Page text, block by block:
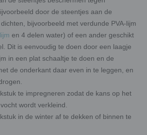
door de steentjes aan de
bijvoorbeeld met verdunde PVA-lijm
en 4 delen water) of een ander geschikt
Dit is eenvoudig te doen door een laagje
in een plat schaaltje te doen en de
de onderkant daar even in te leggen, en
te impregneren zodat de kans op het
wordt verkleind.
in de winter af te dekken of binnen te